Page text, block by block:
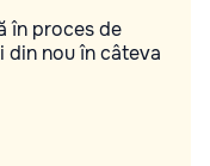
în proces de
din nou în câteva